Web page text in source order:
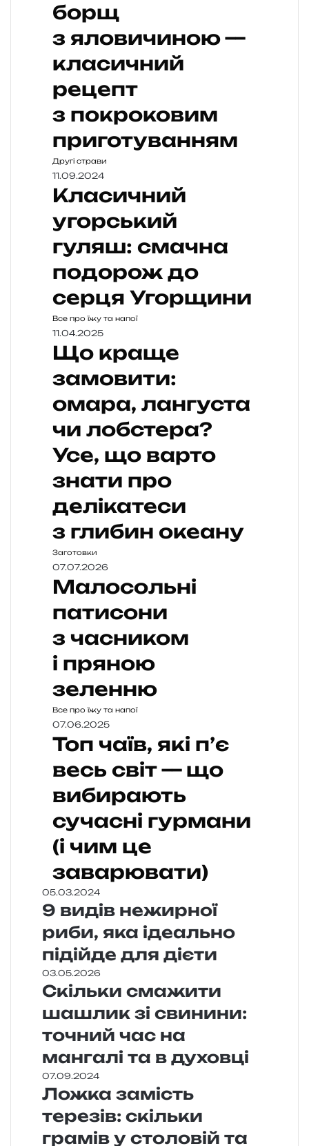
борщ
з яловичиною —
класичний
рецепт
з покроковим
приготуванням
Другі страви
11.09.2024
Класичний
угорський
гуляш: смачна
подорож до
серця Угорщини
Все про їжу та напої
11.04.2025
Що краще
замовити:
омара, лангуста
чи лобстера?
Усе, що варто
знати про
делікатеси
з глибин океану
Заготовки
07.07.2026
Малосольні
патисони
з часником
і пряною
зеленню
Все про їжу та напої
07.06.2025
Топ чаїв, які п’є
весь світ — що
вибирають
сучасні гурмани
(і чим це
заварювати)
05.03.2024
9 видів нежирної
риби, яка ідеально
підійде для дієти
03.05.2026
Скільки смажити
шашлик зі свинини:
точний час на
мангалі та в духовці
07.09.2024
Ложка замість
терезів: скільки
грамів у столовій та